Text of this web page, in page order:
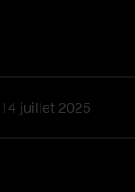
14 juillet 2025